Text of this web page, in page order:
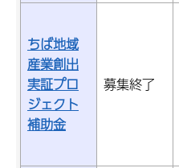
ちば地域
産業創出
実証プロ
ジェクト
補助金
募集終了